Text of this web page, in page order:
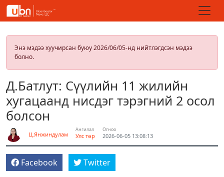
Энэ мэдээ хуучирсан буюу 2026/06/05-нд нийтлэгдсэн мэдээ
болно.
Д.Батлут: Сүүлийн 11 жилийн
хугацаанд нисдэг тэрэгний 2 осол
болсон
Ц.Янжиндулам
Ангилал
Улс төр
Огноо
2026-06-05 13:08:13
Facebook Twitter